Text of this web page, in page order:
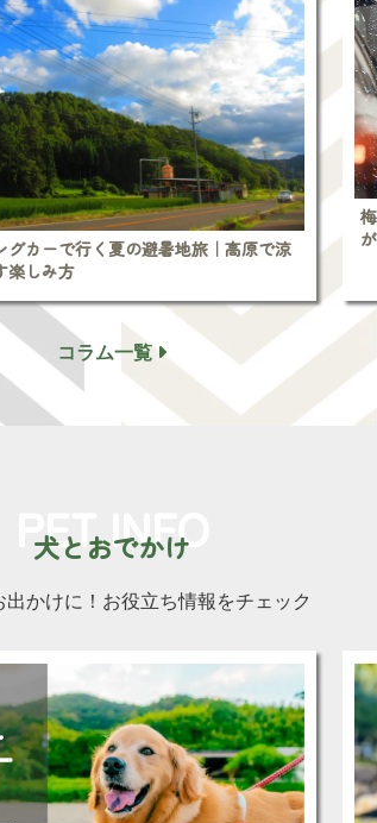
グカーで行く夏の避暑地旅｜高原で涼
楽しみ方
コラム一覧
犬とおでかけ
PET INFO
かけに！ お役立ち情報をチェック